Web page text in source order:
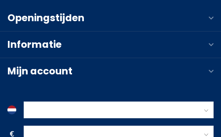
Openingstijden
Informatie
Mijn account
€